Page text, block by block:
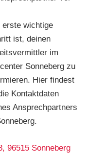
erste wichtige
ist, deinen
im
Sonneberg zu
Hier findest
Kontaktdaten
Ansprechpartners
96515 Sonneberg